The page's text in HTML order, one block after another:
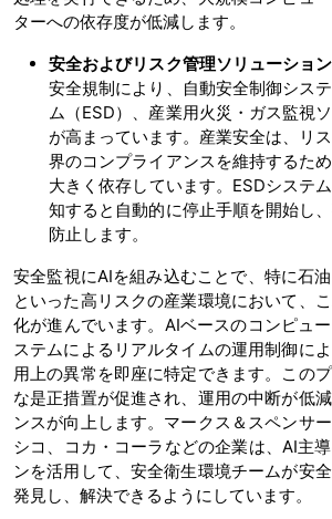
ターへの依存度が低減します。
安全およびリスク管理ソリューショ
安全規制により、自動安全制御シス
ム（ESD）、産業用火災・ガス監視
が高まっています。産業安全は、リ
界のコンプライアンスを維持するた
大きく依存しています。ESDシステ
知すると自動的に停止手順を開始し
防止します。
安全監視にAIを組み込むことで、特に石
といった高リスクの産業環境において、
化が進んでいます。AIベースのコンピュ
ステムによるリアルタイムの運用制御に
用上の異常を即座に特定できます。この
な是正措置が促進され、運用の中断が低
ンスが向上します。マークス＆スペンサ
シコ、コカ・コーラなどの企業は、AI主
ンを活用して、安全衛生環境チームが安
発見し、解決できるようにしています。